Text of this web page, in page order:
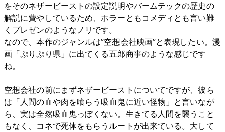
をそのネザービーストの設定説明やバームテックの歴史の
解説に費やしているため、ホラーともコメディとも言い難
くプレゼンのようなノリです。
なので、本作のジャンルは”空想会社映画”と表現したい。漫
画「ぷりぷり県」に出てくる五郎商事のような感じです
ね。
空想会社の前にまずネザービーストについてですが、彼ら
は「人間の血や肉を喰らう吸血鬼に近い怪物」と言いなが
ら、実は全然吸血鬼っぽくない。生きてる人間を襲うこと
もなく、コネで死体をもらうルートが出来ている。大して